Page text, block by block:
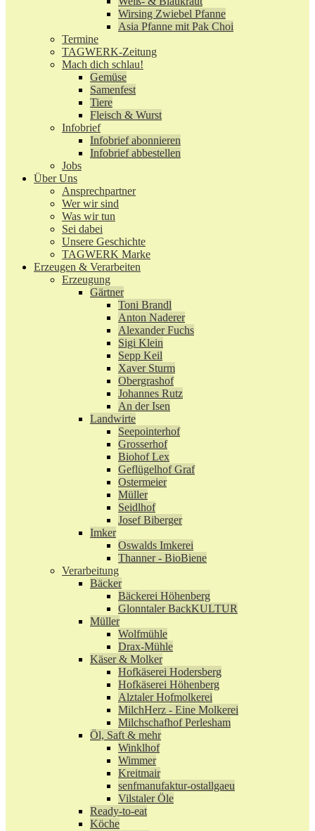
Wirsing Zwiebel Pfanne
Asia Pfanne mit Pak Choi
Termine
TAGWERK-Zeitung
Mach dich schlau!
Gemüse
Samenfest
Tiere
Fleisch & Wurst
Infobrief
Infobrief abonnieren
Infobrief abbestellen
Jobs
Über Uns
Ansprechpartner
Wer wir sind
Was wir tun
Sei dabei
Unsere Geschichte
TAGWERK Marke
Erzeugen & Verarbeiten
Erzeugung
Gärtner
Toni Brandl
Anton Naderer
Alexander Fuchs
Sigi Klein
Sepp Keil
Xaver Sturm
Obergrashof
Johannes Rutz
An der Isen
Landwirte
Seepointerhof
Grosserhof
Biohof Lex
Geflügelhof Graf
Ostermeier
Müller
Seidlhof
Josef Biberger
Imker
Oswalds Imkerei
Thanner - BioBiene
Verarbeitung
Bäcker
Bäckerei Höhenberg
Glonntaler BackKULTUR
Müller
Wolfmühle
Drax-Mühle
Käser & Molker
Hofkäserei Hodersberg
Hofkäserei Höhenberg
Alztaler Hofmolkerei
MilchHerz - Eine Molkerei
Milchschafhof Perlesham
Öl, Saft & mehr
Winklhof
Wimmer
Kreitmair
senfmanufaktur-ostallgaeu
Vilstaler Öle
Ready-to-eat
Köche